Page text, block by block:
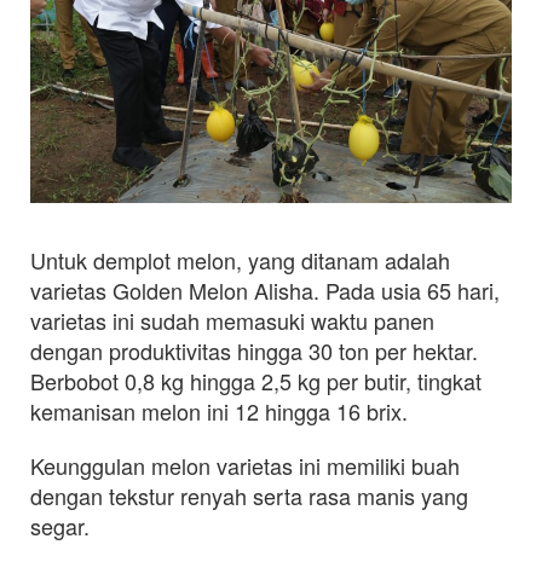
Untuk demplot melon, yang ditanam adalah
varietas Golden Melon Alisha. Pada usia 65 hari,
varietas ini sudah memasuki waktu panen
dengan produktivitas hingga 30 ton per hektar.
Berbobot 0,8 kg hingga 2,5 kg per butir, tingkat
kemanisan melon ini 12 hingga 16 brix.
Keunggulan melon varietas ini memiliki buah
dengan tekstur renyah serta rasa manis yang
segar.